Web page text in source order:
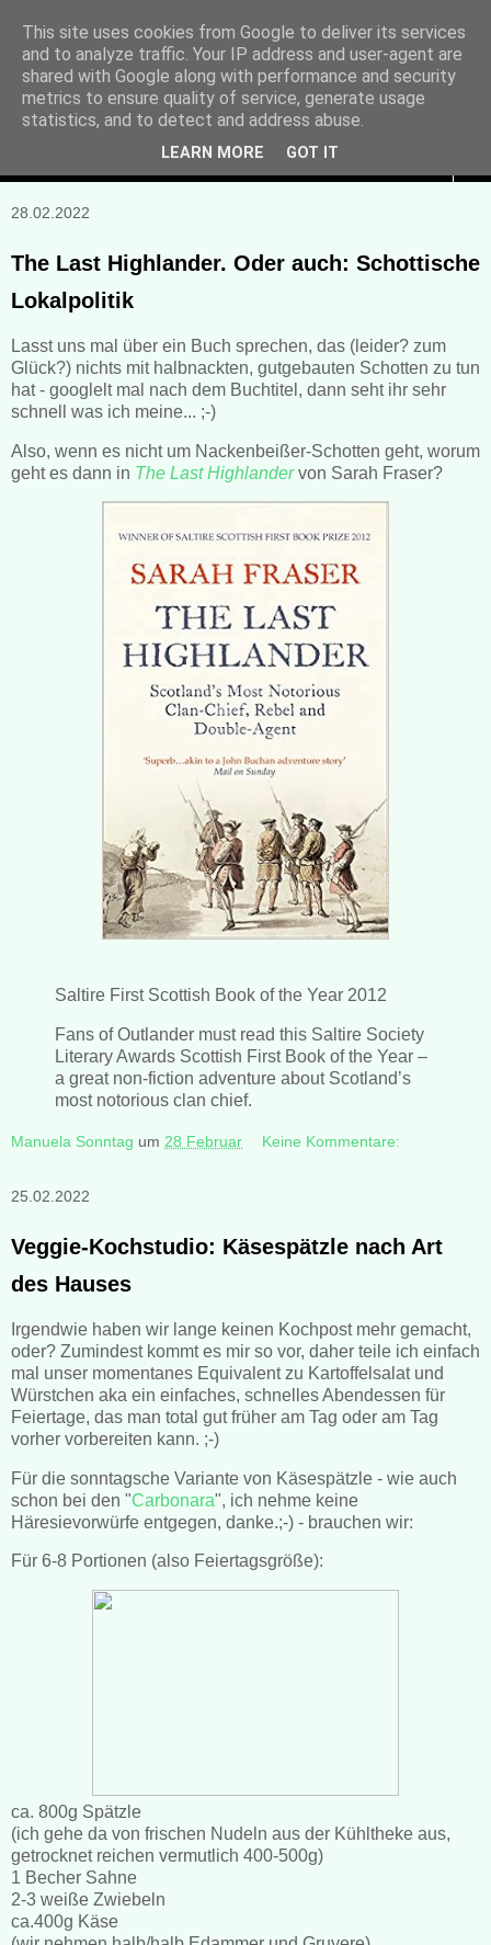
Manuela Sonntag
Bücher, Blogs & mehr
28.02.2022
The Last Highlander. Oder auch: Schottische
Lokalpolitik
Lasst uns mal über ein Buch sprechen, das (leider? zum
Glück?) nichts mit halbnackten, gutgebauten Schotten zu tun
hat - googlelt mal nach dem Buchtitel, dann seht ihr sehr
schnell was ich meine... ;-)
Also, wenn es nicht um Nackenbeißer-Schotten geht, worum
geht es dann in The Last Highlandervon Sarah Fraser?
Saltire First Scottish Book of the Year 2012
Fans of Outlander must read this Saltire Society
Literary Awards Scottish First Book of the Year –
a great non-fiction adventure about Scotland’s
most notorious clan chief.
Manuela Sonntag um 28 Februar Keine Kommentare:
25.02.2022
Veggie-Kochstudio: Käsespätzle nach Art
des Hauses
Irgendwie haben wir lange keinen Kochpost mehr gemacht,
oder? Zumindest kommt es mir so vor, daher teile ich einfach
mal unser momentanes Equivalent zu Kartoffelsalat und
Würstchen aka ein einfaches, schnelles Abendessen für
Feiertage, das man total gut früher am Tag oder am Tag
vorher vorbereiten kann. ;-)
Für die sonntagsche Variante von Käsespätzle - wie auch
schon bei den "Carbonara", ich nehme keine
Häresievorwürfe entgegen, danke.;-) - brauchen wir:
Für 6-8 Portionen (also Feiertagsgröße):
ca. 800g Spätzle
(ich gehe da von frischen Nudeln aus der Kühltheke aus,
getrocknet reichen vermutlich 400-500g)
1 Becher Sahne
2-3 weiße Zwiebeln
ca.400g Käse
This site uses cookies from Google to deliver its services
and to analyze traffic. Your IP address and user-agent are
shared with Google along with performance and security
metrics to ensure quality of service, generate usage
statistics, and to detect and address abuse.
LEARN MORE GOT IT